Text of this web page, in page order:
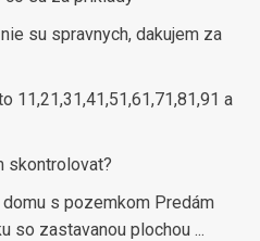
su spravnych, dakujem za
11,21,31,41,51,61,71,81,91 a
skontrolovat?
s pozemkom Predám
so zastavanou plochou ...